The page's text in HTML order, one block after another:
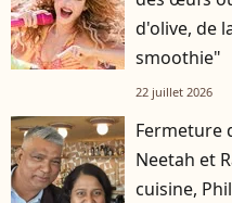
d'olive, de
smoothie"
22 juillet 2026
Fermeture
Neetah et
cuisine,